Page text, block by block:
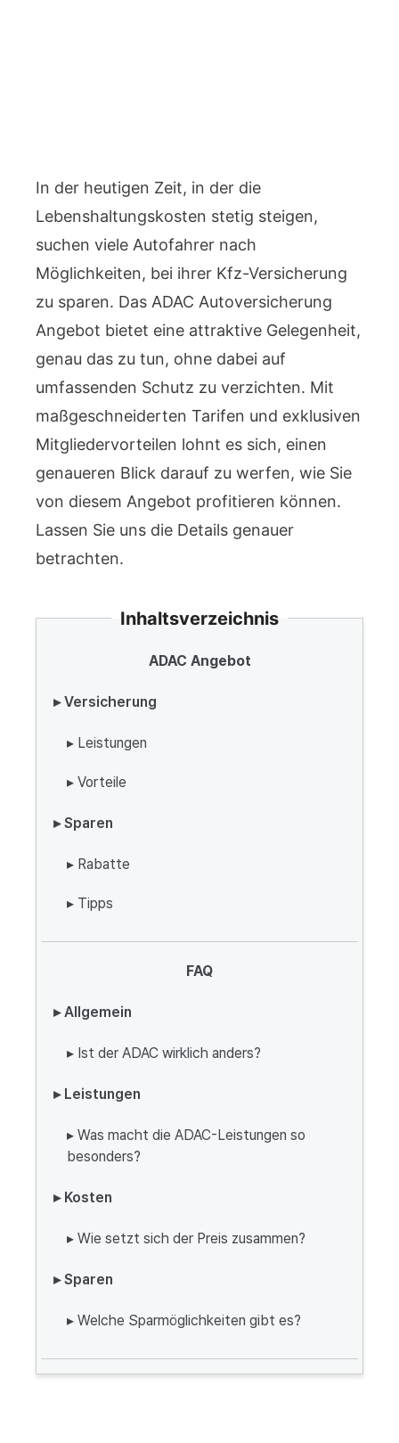
In der heutigen Zeit, in der die
Lebenshaltungskosten stetig steigen,
suchen viele Autofahrer nach
Möglichkeiten, bei ihrer Kfz-Versicherung
zu sparen. Das ADAC Autoversicherung
Angebot bietet eine attraktive Gelegenheit,
genau das zu tun, ohne dabei auf
umfassenden Schutz zu verzichten. Mit
maßgeschneiderten Tarifen und exklusiven
Mitgliedervorteilen lohnt es sich, einen
genaueren Blick darauf zu werfen, wie Sie
von diesem Angebot profitieren können.
Lassen Sie uns die Details genauer
betrachten.
Inhaltsverzeichnis
ADAC Angebot
▸ Versicherung
▸ Leistungen
▸ Vorteile
▸ Sparen
▸ Rabatte
▸ Tipps
FAQ
▸ Allgemein
▸ Ist der ADAC wirklich anders?
▸ Leistungen
▸ Was macht die ADAC-Leistungen so
besonders?
▸ Kosten
▸ Wie setzt sich der Preis zusammen?
▸ Sparen
▸ Welche Sparmöglichkeiten gibt es?